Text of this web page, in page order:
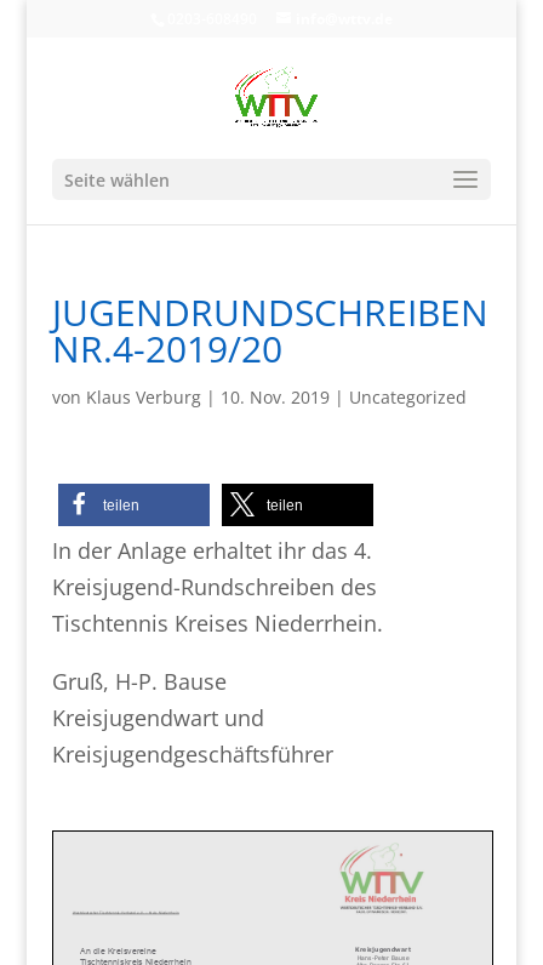
Seite wählen
JUGENDRUNDSCHREIBEN
NR.4-2019/20
von Klaus Verburg| 10. Nov. 2019| Uncategorized
teilen teilen
In der Anlage erhaltet ihr das 4.
Kreisjugend-Rundschreiben des
Tischtennis Kreises Niederrhein.
Gruß, H-P. Bause
Kreisjugendwart und
Kreisjugendgeschäftsführer